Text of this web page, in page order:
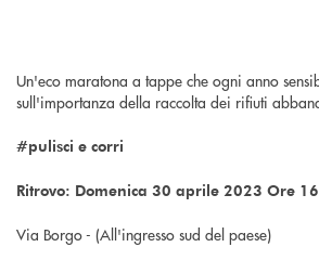
Un'eco maratona a tappe che ogni anno
sull'importanza della raccolta dei rifiuti
#pulisci e corri
Ritrovo: Domenica 30 aprile 2023 Ore
Via Borgo - (All'ingresso sud del paese)